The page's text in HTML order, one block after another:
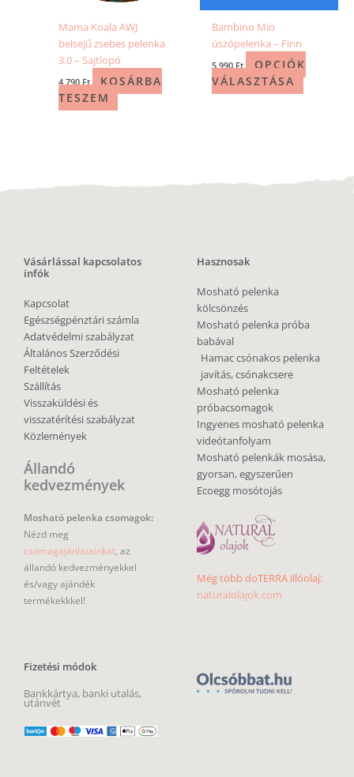
Mama Koala AWJ
belsejű zsebes pelenka
3.0 – Sajtlopó
4 790 Ft
KOSÁRBA
TESZEM
Bambino Mio
úszópelenka – Finn
5 990 Ft
OPCIÓK
VÁLASZTÁSA
Vásárlással kapcsolatos
infók
Kapcsolat
Egészségpénztári számla
Adatvédelmi szabályzat
Általános Szerződési
Feltételek
Szállítás
Visszaküldési és
visszatérítési szabályzat
Közlemények
Állandó
kedvezmények
Mosható pelenka csomagok:
Nézd meg
csomagajánlatainkat, az
állandó kedvezményekkel
és/vagy ajándék
termékekkkel!
Fizetési módok
Bankkártya, banki utalás,
utánvét
Hasznosak
Mosható pelenka
kölcsönzés
Mosható pelenka próba
babával
Hamac csónakos pelenka
javítás, csónakcsere
Mosható pelenka
próbacsomagok
Ingyenes mosható pelenka
videótanfolyam
Mosható pelenkák mosása,
gyorsan, egyszerűen
Ecoegg mosótojás
Még több doTERRA illóolaj:
naturalolajok.com